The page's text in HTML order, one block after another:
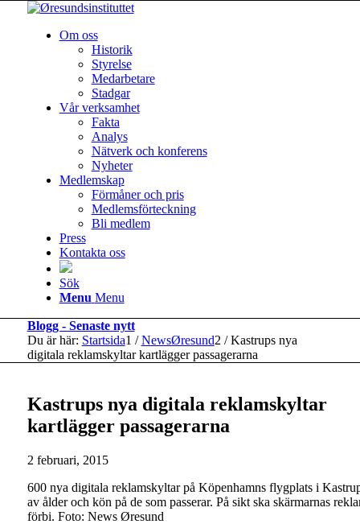
Om oss
Historik
Styrelse
Medarbetare
Stadgar
Vår verksamhet
Fakta
Analys
Nätverk och konferens
Nyheter
Medlemskap
Förmåner och pris
Medlemsförteckning
Bli medlem
Press
Kontakta oss
Sök
Menu Menu
Blogg - Senaste nytt
Du är här: Startsida1 / NewsØresund2 / Kastrups nya
digitala reklamskyltar kartlägger passagerarna
Kastrups nya digitala reklamskyltar
kartlägger passagerarna
2 februari, 2015
600 nya digitala reklamskyltar på Köpenhamns flygplats i
av ålder och kön på de som passerar. På sikt ska skärmarnas
förbi. Foto: News Øresund